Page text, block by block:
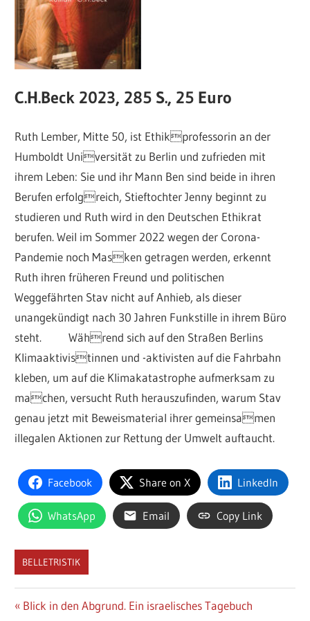
C.H.Beck 2023, 285 S., 25 Euro
Ruth Lember, Mitte 50, ist Ethikprofessorin an der
Humboldt Universität zu Berlin und zufrieden mit
ihrem Leben: Sie und ihr Mann Ben sind beide in ihren
Berufen erfolgreich, Stieftochter Jenny beginnt zu
studieren und Ruth wird in den Deutschen Ethikrat
berufen. Weil im Sommer 2022 wegen der Corona-
Pandemie noch Masken getragen werden, erkennt
Ruth ihren früheren Freund und politischen
Weggefährten Stav nicht auf Anhieb, als dieser
unangekündigt nach 30 Jahren Funkstille in ihrem Büro
steht. Während sich auf den Straßen Berlins
Klimaaktivistinnen und -aktivisten auf die Fahrbahn
kleben, um auf die Klimakatastrophe aufmerksam zu
machen, versucht Ruth herauszufinden, warum Stav
genau jetzt mit Beweismaterial ihrer gemeinsamen
illegalen Aktionen zur Rettung der Umwelt auftaucht.
Facebook Share on X LinkedIn
WhatsApp Email Copy Link
BELLETRISTIK
Beitragsnavigation
Vorheriger
Blick in den Abgrund. Ein israelisches Tagebuch